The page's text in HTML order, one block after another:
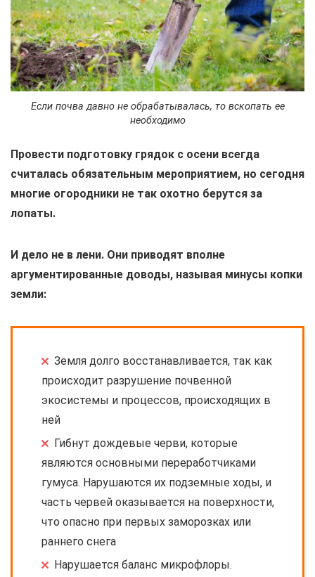
Если почва давно не обрабатывалась, то вскопать ее
необходимо
Провести подготовку грядок с осени всегда
считалась обязательным мероприятием, но сегодня
многие огородники не так охотно берутся за
лопаты.
И дело не в лени. Они приводят вполне
аргументированные доводы, называя минусы копки
земли:
Земля долго восстанавливается, так как
происходит разрушение почвенной
экосистемы и процессов, происходящих в
ней
Гибнут дождевые черви, которые
являются основными переработчиками
гумуса. Нарушаются их подземные ходы, и
часть червей оказывается на поверхности,
что опасно при первых заморозках или
раннего снега
Нарушается баланс микрофлоры.